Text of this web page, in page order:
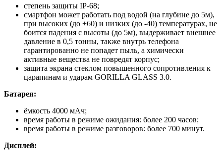
степень защиты IP-68;
смартфон может работать под водой (на глубине до 5м),
при высоких (до +60) и низких (до -40) температурах, не
боится падения с высоты (до 5м), выдерживает внешнее
давление в 0,5 тонны, также внутрь телефона
гарантированно не попадет пыль, а химически
активные вещества не повредят корпус;
защита экрана стеклом повышенного сопротивления к
царапинам и ударам GORILLA GLASS 3.0.
Батарея:
ёмкость 4000 мАч;
время работы в режиме ожидания: более 200 часов;
время работы в режиме разговоров: более 700 минут.
Дисплей: